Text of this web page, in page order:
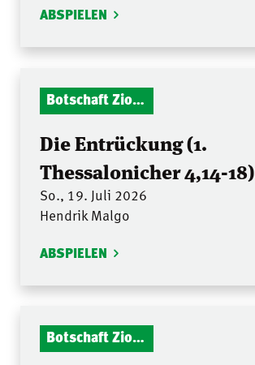
ABSPIELEN
Botschaft Zionshalle
Die Entrückung (1.
Thessalonicher 4,14-18)
So., 19. Juli 2026
Hendrik Malgo
ABSPIELEN
Botschaft Zionshalle